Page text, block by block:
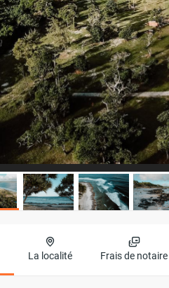
La localité Frais de notaire